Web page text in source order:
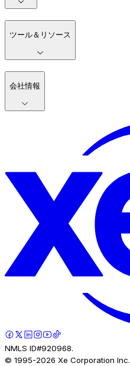
ツール＆リソース
会社情報
NMLS ID#920968.
© 1995-2026 Xe Corporation Inc.